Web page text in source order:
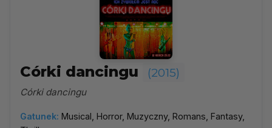
Córki dancingu (2015)
Córki dancingu
Gatunek: Musical, Horror, Muzyczny, Romans, Fantasy,